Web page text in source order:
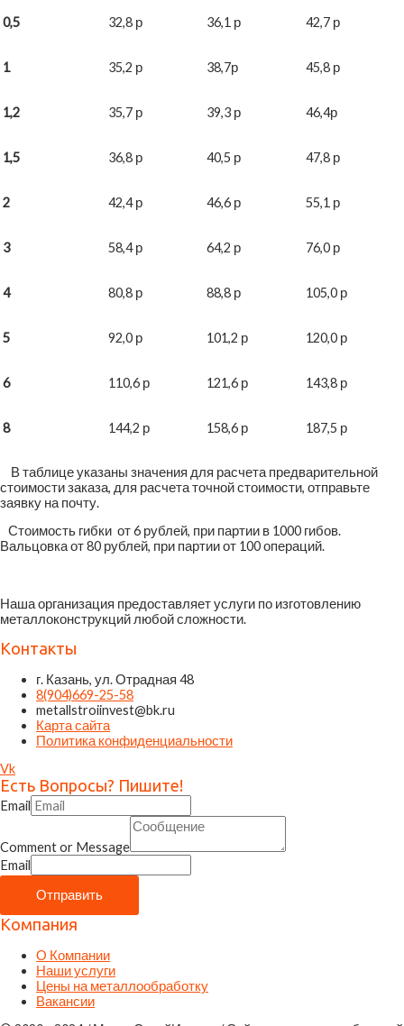
0,5 32,8 р 36,1 р 42,7 р
1 35,2 р 38,7р 45,8 р
1,2 35,7 р 39,3 р 46,4р
1,5 36,8 р 40,5 р 47,8 р
2 42,4 р 46,6 р 55,1 р
3 58,4 р 64,2 р 76,0 р
4 80,8 р 88,8 р 105,0 р
5 92,0 р 101,2 р 120,0 р
6 110,6 р 121,6 р 143,8 р
8 144,2 р 158,6 р 187,5 р
В таблице указаны значения для расчета предварительной
стоимости заказа, для расчета точной стоимости, отправьте
заявку на почту.
Стоимость гибки от 6 рублей, при партии в 1000 гибов.
Вальцовка от 80 рублей, при партии от 100 операций.
Наша организация предоставляет услуги по изготовлению
металлоконструкций любой сложности.
Контакты
г. Казань, ул. Отрадная 48
8(904)669-25-58
metallstroiinvest@bk.ru
Карта сайта
Политика конфиденциальности
Vk
Есть Вопросы? Пишите!
Email
Comment or Message
Email
Отправить
Компания
О Компании
Наши услуги
Цены на металлообработку
Вакансии